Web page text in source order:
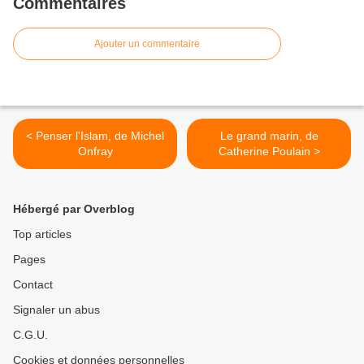
Ajouter un commentaire
< Penser l'Islam, de Michel
Onfray
Le grand marin, de
Catherine Poulain >
Hébergé par Overblog
Top articles
Pages
Contact
Signaler un abus
C.G.U.
Cookies et données personnelles